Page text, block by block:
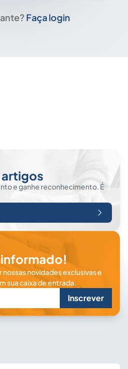
Faça login
artigos
e ganhe reconhecimento. É
informado!
novidades exclusivas e
sua caixa de entrada.
Inscrever